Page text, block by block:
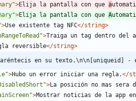
>Elija la pantalla con que a
>Elija la pantalla con que A
>Use existente tag NFC</string>
>Traiga un tag dentro del
reversible</string>
paréntecis en su texto.\n\n[uniqueid] -
>Hubo un error iniciar una regla.</
>La posición no mas sera
>Mostrar noticias de la app